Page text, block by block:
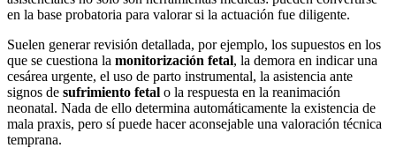
en la base probatoria para valorar si la actuación fue diligente.
Suelen generar revisión detallada, por ejemplo, los supuestos en los
que se cuestiona la monitorización fetal, la demora en indicar una
cesárea urgente, el uso de parto instrumental, la asistencia ante
signos de sufrimiento fetal o la respuesta en la reanimación
neonatal. Nada de ello determina automáticamente la existencia de
mala praxis, pero sí puede hacer aconsejable una valoración técnica
temprana.